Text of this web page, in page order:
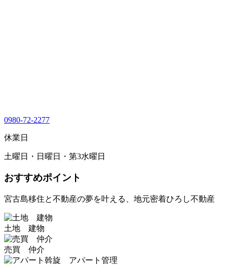
0980-72-2277
休業日
土曜日・日曜日・第3水曜日
おすすめポイント
宮古島移住と不動産の夢を叶える、地元密着ひろし不動産
土地 建物
売買 仲介